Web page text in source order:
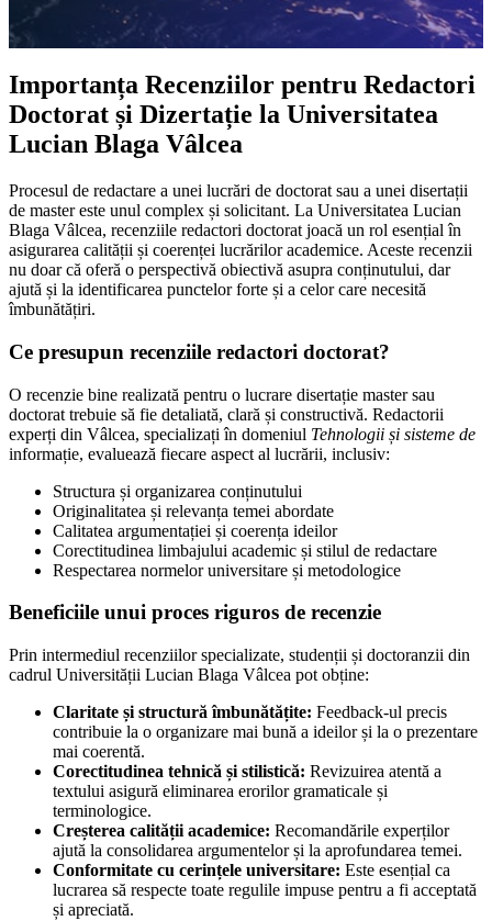
Importanța Recenziilor pentru Redactori
Doctorat și Dizertație la Universitatea
Lucian Blaga Vâlcea
Procesul de redactare a unei lucrări de doctorat sau a unei disertații
de master este unul complex și solicitant. La Universitatea Lucian
Blaga Vâlcea, recenziile redactori doctorat joacă un rol esențial în
asigurarea calității și coerenței lucrărilor academice. Aceste recenzii
nu doar că oferă o perspectivă obiectivă asupra conținutului, dar
ajută și la identificarea punctelor forte și a celor care necesită
îmbunătățiri.
Ce presupun recenziile redactori doctorat?
O recenzie bine realizată pentru o lucrare disertație master sau
doctorat trebuie să fie detaliată, clară și constructivă. Redactorii
experți din Vâlcea, specializați în domeniul Tehnologii și sisteme de
informație, evaluează fiecare aspect al lucrării, inclusiv:
Structura și organizarea conținutului
Originalitatea și relevanța temei abordate
Calitatea argumentației și coerența ideilor
Corectitudinea limbajului academic și stilul de redactare
Respectarea normelor universitare și metodologice
Beneficiile unui proces riguros de recenzie
Prin intermediul recenziilor specializate, studenții și doctoranzii din
cadrul Universității Lucian Blaga Vâlcea pot obține:
Claritate și structură îmbunătățite: Feedback-ul precis
contribuie la o organizare mai bună a ideilor și la o prezentare
mai coerentă.
Corectitudinea tehnică și stilistică: Revizuirea atentă a
textului asigură eliminarea erorilor gramaticale și
terminologice.
Creșterea calității academice: Recomandările experților
ajută la consolidarea argumentelor și la aprofundarea temei.
Conformitate cu cerințele universitare: Este esențial ca
lucrarea să respecte toate regulile impuse pentru a fi acceptată
și apreciată.